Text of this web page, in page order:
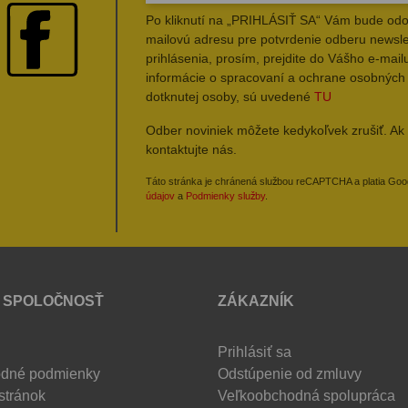
Po kliknutí na „PRIHLÁSIŤ SA“ Vám bude
mailovú adresu pre potvrdenie odberu
prihlásenia, prosím, prejdite do Vášho e-
informácie o spracovaní a ochrane
dotknutej osoby, sú uvedené TU
Odber noviniek môžete kedykoľvek zrušiť. Ak
kontaktujte nás.
Táto stránka je chránená službou reCAPTCHA a platia
údajov a Podmienky služby.
podmienky
ZÁKAZNÍK
Prihlásiť sa
Odstúpenie od zmluvy
Veľkoobchodná spolupráca